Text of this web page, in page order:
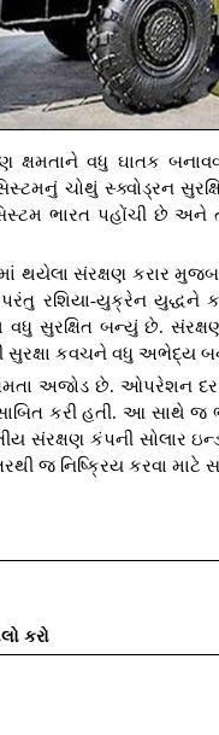
ક્ષમતાને વધુ ઘાતક
ચોથું સ્ક્વોડ્રન
ભારત પહોંચી છે
માં થયેલા સંરક્ષણ કરાર
રશિયા-યુક્રેન યુદ્ધને
સુરક્ષિત બન્યું છે.
સુરક્ષા કવચને વધુ અભેદ્ય
અજોડ છે. ઓપરેશન
કરી હતી. આ સાથે જ
સંરક્ષણ કંપની સોલાર
જ નિષ્ક્રિય કરવા માટે
કરો